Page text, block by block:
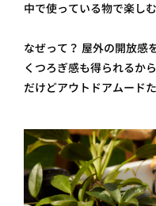
中で使っている物で楽し
なぜって？ 屋外の開放感
くつろぎ感も得られるか
だけどアウトドアムード